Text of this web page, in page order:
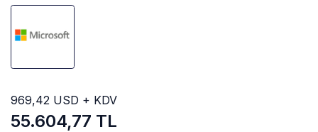
55.604,77 TL
969,42 USD + KDV